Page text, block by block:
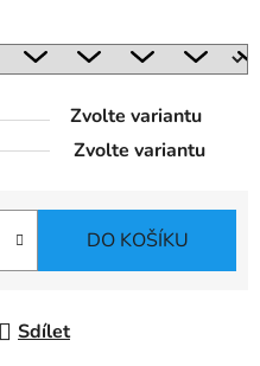
Zvolte variantu
Zvolte variantu
DO KOŠÍKU
Sdílet